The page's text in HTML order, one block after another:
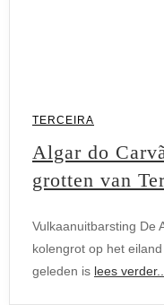
TERCEIRA
Algar do
grotten van
Vulkaanuitbarsting De
kolengrot op het
geleden is lees verder..